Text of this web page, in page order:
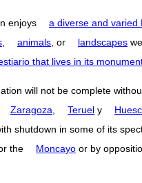
enjoys a diverse and varied
animals , or landscapes
that lives in its
will not be complete
Zaragoza Teruel y
shutdown in some of its
the Moncayo or by